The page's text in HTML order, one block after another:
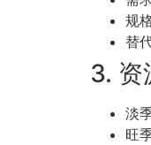
规
替
3. 资
淡
旺